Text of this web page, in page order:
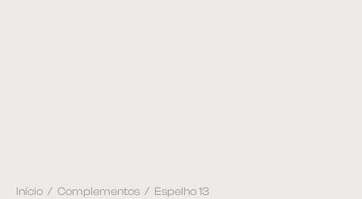
Início / Complementos / Espelho 13